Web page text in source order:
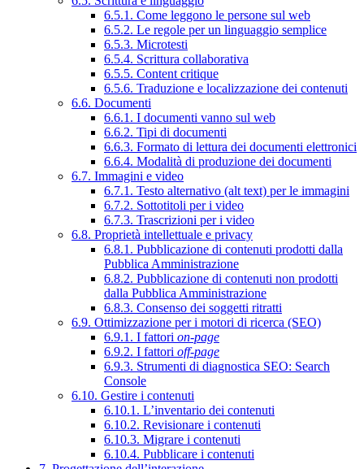
6.5.1. Come leggono le persone sul web
6.5.2. Le regole per un linguaggio semplice
6.5.3. Microtesti
6.5.4. Scrittura collaborativa
6.5.5. Content critique
6.5.6. Traduzione e localizzazione dei contenuti
6.6. Documenti
6.6.1. I documenti vanno sul web
6.6.2. Tipi di documenti
6.6.3. Formato di lettura dei documenti elettronici
6.6.4. Modalità di produzione dei documenti
6.7. Immagini e video
6.7.1. Testo alternativo (alt text) per le immagini
6.7.2. Sottotitoli per i video
6.7.3. Trascrizioni per i video
6.8. Proprietà intellettuale e privacy
6.8.1. Pubblicazione di contenuti prodotti dalla
Pubblica Amministrazione
6.8.2. Pubblicazione di contenuti non prodotti
dalla Pubblica Amministrazione
6.8.3. Consenso dei soggetti ritratti
6.9. Ottimizzazione per i motori di ricerca (SEO)
6.9.1. I fattori on-page
6.9.2. I fattori off-page
6.9.3. Strumenti di diagnostica SEO: Search
Console
6.10. Gestire i contenuti
6.10.1. L’inventario dei contenuti
6.10.2. Revisionare i contenuti
6.10.3. Migrare i contenuti
6.10.4. Pubblicare i contenuti